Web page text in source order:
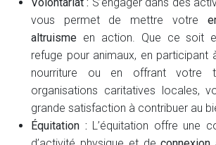
vous permet de mettre votre
altruisme en action. Que ce soit
refuge pour animaux, en participant
nourriture ou en offrant votre
organisations caritatives locales,
grande satisfaction à contribuer au
Équitation : L’équitation offre une